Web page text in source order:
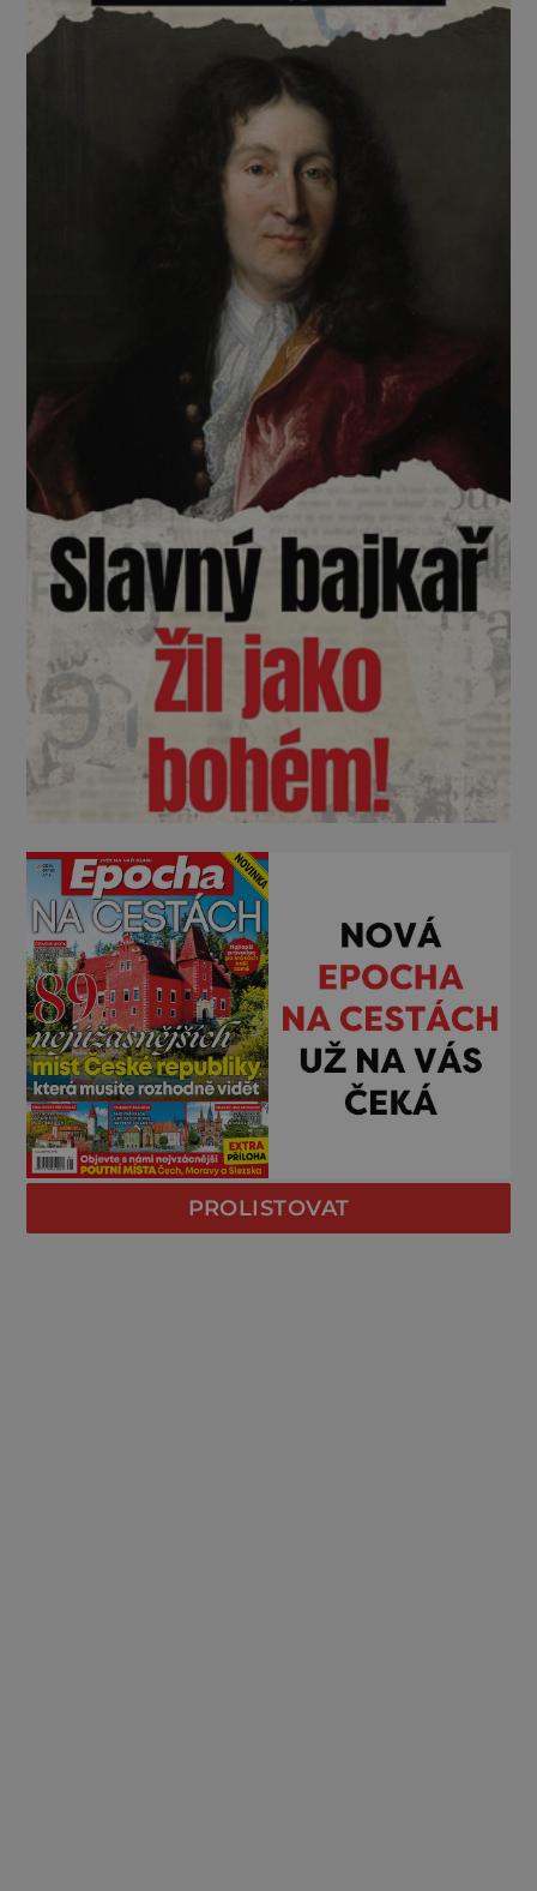
PROLISTOVAT